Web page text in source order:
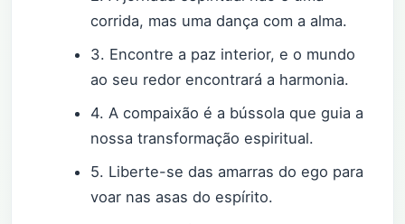
corrida, mas uma dança com a alma.
3. Encontre a paz interior, e o mundo
ao seu redor encontrará a harmonia.
4. A compaixão é a bússola que guia a
nossa transformação espiritual.
5. Liberte-se das amarras do ego para
voar nas asas do espírito.